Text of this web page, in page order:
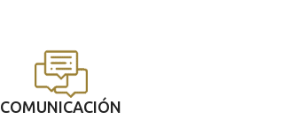
COMUNICACIÓN